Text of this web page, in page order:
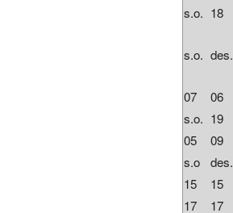
s.o. 18
s.o. des.
07 06
s.o. 19
05
09
s.o
des.
15
15
17
17